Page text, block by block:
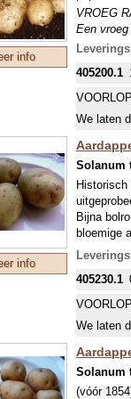
info
VROEG
Een
eigenlijk
glas). De
70x40
405200.1
We laten
info
Solanum
Bijna
bloemige
gewoon
Een
eigenlijk
glas). De
70x40
405230.1
We laten
Solanum
(vóór